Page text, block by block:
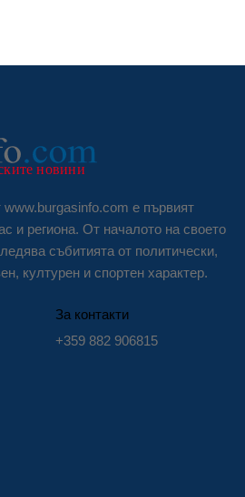
е първият
и региона. От началото на своето
събитията от политически,
културен и спортен характер.
За контакти
+359 882 906815